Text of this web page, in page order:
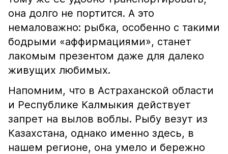
она долго не портится. А это
немаловажно: рыбка, особенно с такими
бодрыми «аффирмациями», станет
лакомым презентом даже для далеко
живущих любимых.
Напомним, что в Астраханской области
и Республике Калмыкия действует
запрет на вылов воблы. Рыбу везут из
Казахстана, однако именно здесь, в
нашем регионе, она умело и бережно